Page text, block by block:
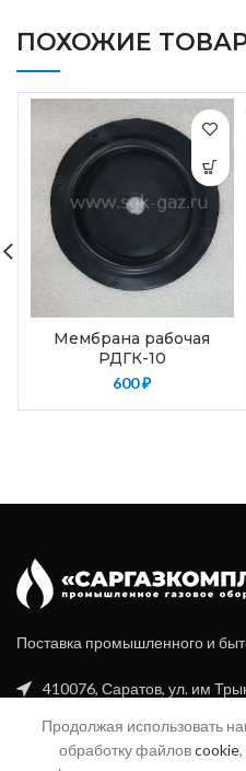
ПОХОЖИЕ
Мембрана рабочая
РДГК-10
600₽
Поставка промышленного и
410076, Саратов, ул. им
+7 (8452) 20-99-16
Продолжая использовать
обработку файловcookie